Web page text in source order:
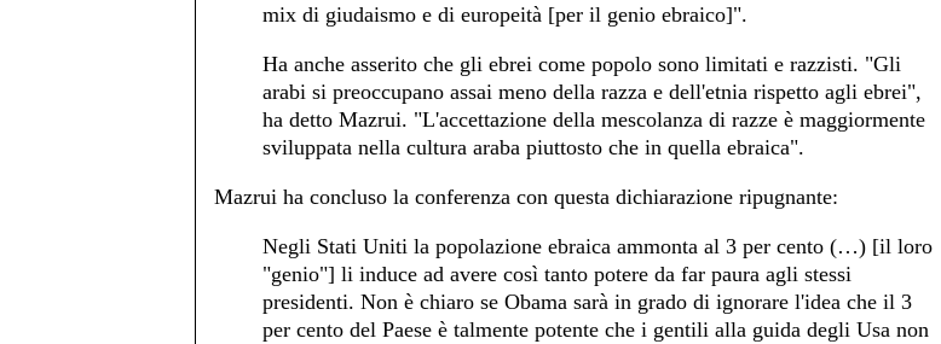
mix di giudaismo e di europeità [per il genio ebraico]".
Ha anche asserito che gli ebrei come popolo sono limitati e razzisti. "Gli
arabi si preoccupano assai meno della razza e dell'etnia rispetto agli ebrei",
ha detto Mazrui. "L'accettazione della mescolanza di razze è maggiormente
sviluppata nella cultura araba piuttosto che in quella ebraica".
Mazrui ha concluso la conferenza con questa dichiarazione ripugnante:
Negli Stati Uniti la popolazione ebraica ammonta al 3 per cento (…) [il loro
"genio"] li induce ad avere così tanto potere da far paura agli stessi
presidenti. Non è chiaro se Obama sarà in grado di ignorare l'idea che il 3
per cento del Paese è talmente potente che i gentili alla guida degli Usa non